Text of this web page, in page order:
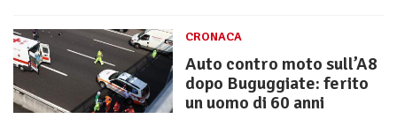
CRONACA
Auto contro moto sull’A8
dopo Buguggiate: ferito
un uomo di 60 anni